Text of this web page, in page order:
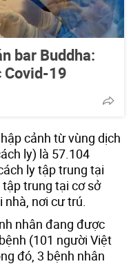
bar Buddha:
Covid-19
cảnh từ vùng dịch
ly) là 57.104
ly tập trung tại
trung tại cơ sở
nhà, nơi cư trú.
nhân đang được
(101 người Việt
đó, 3 bệnh nhân